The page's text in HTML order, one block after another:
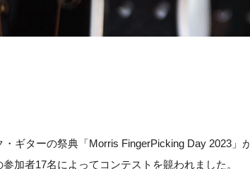
ギターの祭典「Morris FingerPicking Day 2023」
加者17名によってコンテストを竸われました。